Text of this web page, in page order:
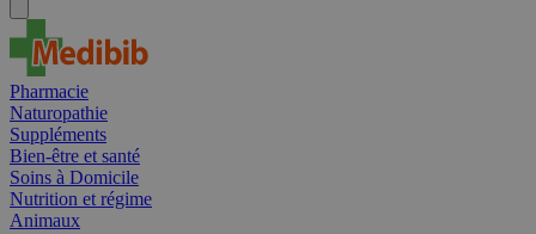
Pharmacie
Naturopathie
Suppléments
Bien-être et santé
Soins à Domicile
Nutrition et régime
Animaux